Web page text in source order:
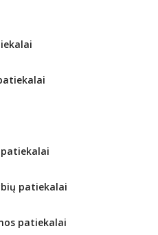
patiekalai
patiekalai